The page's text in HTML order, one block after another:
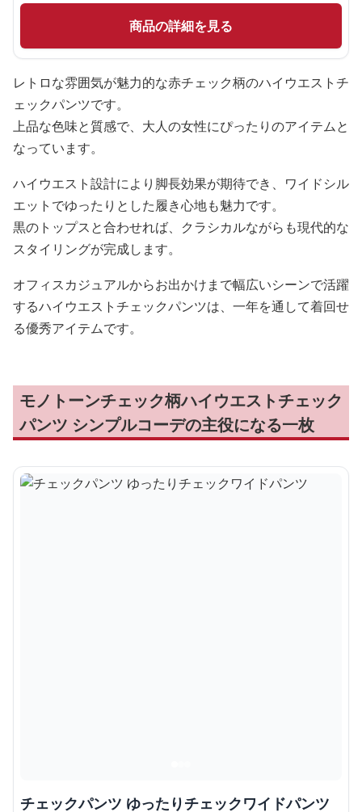
商品の詳細を見る
レトロな雰囲気が魅力的な赤チェック柄のハイウエストチ
ェックパンツです。
上品な色味と質感で、大人の女性にぴったりのアイテムと
なっています。
ハイウエスト設計により脚長効果が期待でき、ワイドシル
エットでゆったりとした履き心地も魅力です。
黒のトップスと合わせれば、クラシカルながらも現代的な
スタイリングが完成します。
オフィスカジュアルからお出かけまで幅広いシーンで活躍
するハイウエストチェックパンツは、一年を通して着回せ
る優秀アイテムです。
モノトーンチェック柄ハイウエストチェック
パンツ シンプルコーデの主役になる一枚
チェックパンツ ゆったりチェックワイドパンツ